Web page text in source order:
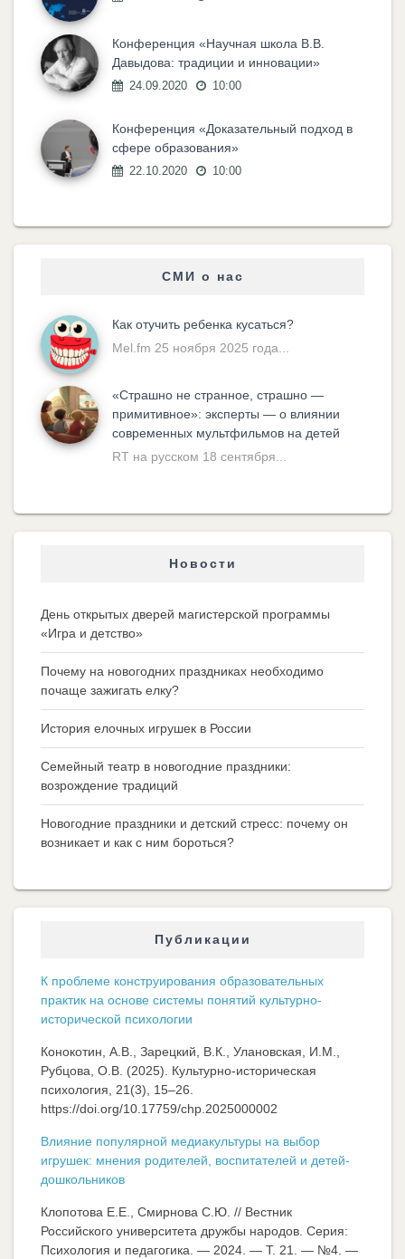
Конференция «Научная школа В.В.
Давыдова: традиции и инновации»
24.09.2020 10:00
Конференция «Доказательный подход в
сфере образования»
22.10.2020 10:00
СМИ о нас
Как отучить ребенка кусаться?
Mel.fm 25 ноября 2025 года...
«Cтрашно не странное, страшно —
примитивное»: эксперты — о влиянии
современных мультфильмов на детей
RT на русском 18 сентября...
Новости
День открытых дверей магистерской программы
«Игра и детство»
Почему на новогодних праздниках необходимо
почаще зажигать елку?
История елочных игрушек в России
Семейный театр в новогодние праздники:
возрождение традиций
Новогодние праздники и детский стресс: почему он
возникает и как с ним бороться?
Публикации
К проблеме конструирования образовательных
практик на основе системы понятий культурно-
исторической психологии
Конокотин, А.В., Зарецкий, В.К., Улановская, И.М.,
Рубцова, О.В. (2025). Культурно-историческая
психология, 21(3), 15–26.
https://doi.org/10.17759/chp.2025000002
Влияние популярной медиакультуры на выбор
игрушек: мнения родителей, воспитателей и детей-
дошкольников
Клопотова Е.Е., Смирнова С.Ю. // Вестник
Российского университета дружбы народов. Серия:
Психология и педагогика. — 2024. — Т. 21. — №4. —